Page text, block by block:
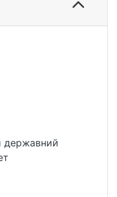
державний